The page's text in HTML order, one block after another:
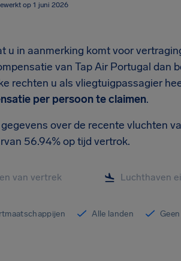
op 1 juni 2026
u in aanmerking komt voor
van Tap Air Portugal dan
rechten u als vliegtuigpassagier
per persoon te claimen.
over de recente vluchten
56.94% op tijd vertrok.
Alle landen